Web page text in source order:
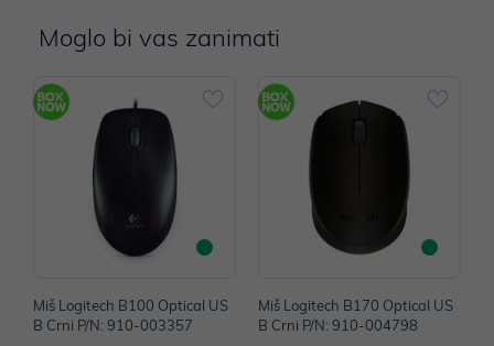
Moglo bi vas zanimati
Miš Logitech B100 Optical US
B Crni P/N: 910-003357
Miš Logitech B170 Optical US
B Crni P/N: 910-004798